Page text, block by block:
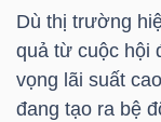
Dù thị trường
quả từ cuộc hội
vọng lãi suất
đang tạo ra bệ
DOANH
NGHIỆP